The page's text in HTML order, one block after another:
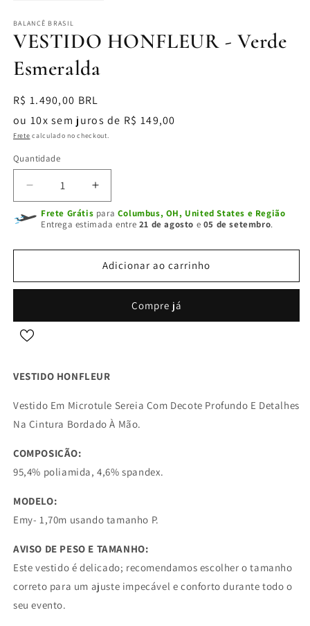
BALANCÊ BRASIL
VESTIDO HONFLEUR - Verde
Esmeralda
Preço
normal
R$ 1.490,00 BRL
ou 10x sem juros de R$ 149,00
Frete calculado no checkout.
Quantidade
Diminuir
a
quantidade
VESTIDO
-
Verde
Aumentar
a
quantidade
VESTIDO
HONFLEUR
-
Verde
Esmeralda
Frete Grátis para Columbus, OH, United States e Região
Entrega estimada entre 21 de agosto e 05 de setembro.
Adicionar ao carrinho
Compre já
VESTIDO HONFLEUR
Vestido Em Microtule Sereia Com Decote Profundo E Detalhes
Na Cintura Bordado À Mão.
COMPOSIÇÃO:
95,4% poliamida, 4,6% spandex.
MODELO:
Emy- 1,70m usando tamanho P.
AVISO DE PESO E TAMANHO:
Este vestido é delicado; recomendamos escolher o tamanho
correto para um ajuste impecável e conforto durante todo o
seu evento.